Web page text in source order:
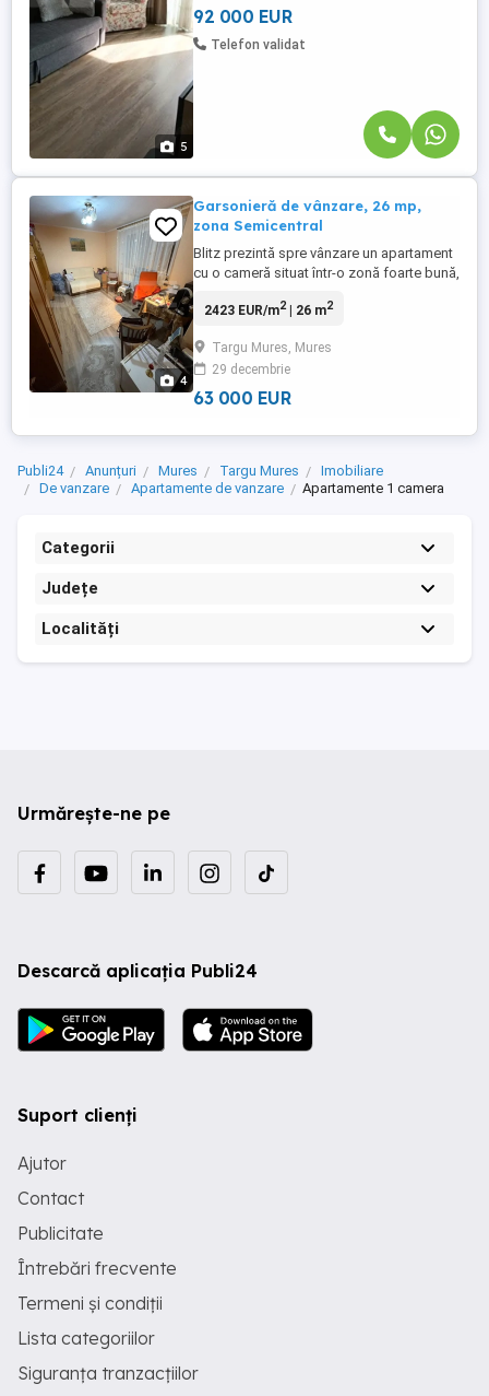
5
Localizare și facilități ...
92 000 EUR
Telefon validat
4
Garsonieră de vânzare, 26 mp,
zona Semicentral
Blitz prezintă spre vânzare un apartament
cu o cameră situat într-o zonă foarte bună,
Cu o suprafață de 26 mp, garsoniera este
închiriere, datorită poziției sale strategice
și accesului rapid la magazine, transport,
facultăți ...
2423 EUR/m2| 26 m2
Targu Mures, Mures
29 decembrie
63 000 EUR
Publi24 Anunțuri Mures Targu Mures
Imobiliare
De vanzare
Apartamente de vanzare Apartamente 1 camera
Categorii
Județe
Localități
Urmărește-ne pe
Descarcă aplicația Publi24
Suport clienți
Ajutor
Contact
Publicitate
Întrebări frecvente
Termeni și condiții
Lista categoriilor
Siguranța tranzacțiilor